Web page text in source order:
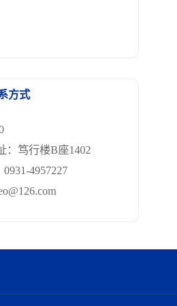
方式
笃行楼B座1402
0931-4957227